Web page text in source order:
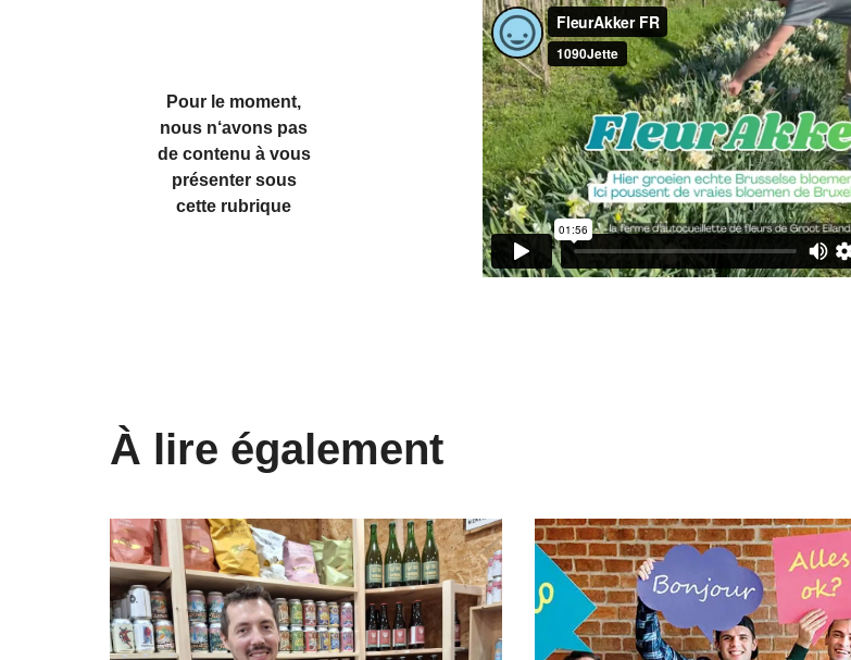
Pour le moment,
nous n‘avons pas
de contenu à vous
présenter sous
cette rubrique
À lire également